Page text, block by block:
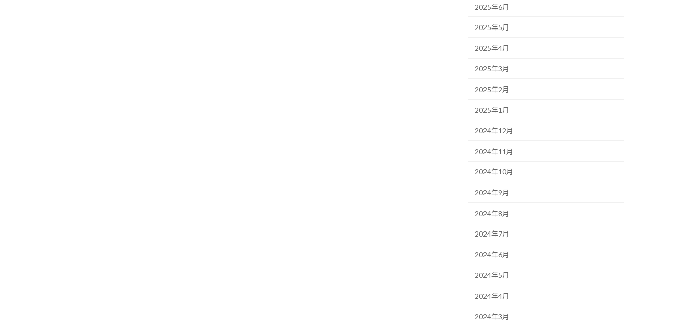
2025年6月
2025年5月
2025年4月
2025年3月
2025年2月
2025年1月
2024年12月
2024年11月
2024年10月
2024年9月
2024年8月
2024年7月
2024年6月
2024年5月
2024年4月
2024年3月